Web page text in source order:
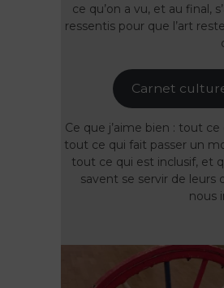
ce qu’on a vu, et au final,
ressentis pour que l’art
Carnet
Ce que j’aime bien : tout
tout ce qui fait passer un
tout ce qui est inclusif, et
savent se servir de leurs
nous